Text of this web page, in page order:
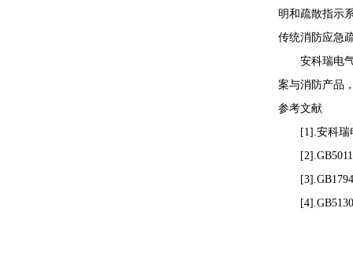
明和疏散指示
传统消防应急
安科瑞电气
案与消防产品
参考文献
[1].安科瑞电